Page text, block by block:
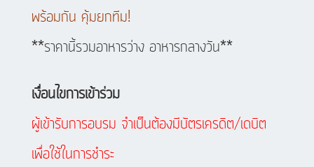
พร้อมกัน คุ้มยกทีม!
**ราคานี้รวมอาหารว่าง อาหารกลางวัน**
เงื่อนไขการเข้าร่วม
ผู้เข้ารับการอบรม จำเป็นต้องมีบัตรเครดิต/เดบิต
เพื่อใช้ในการชำระ